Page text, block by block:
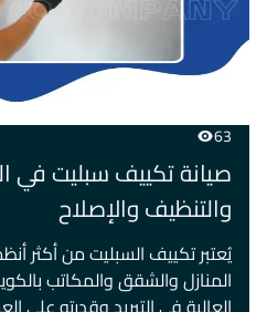
63
صيانة تكييف سبليت في
والتنظيف والإصلاح
يُعتبر تكييف السبليت من أكثر
المنازل والشقق والمكاتب